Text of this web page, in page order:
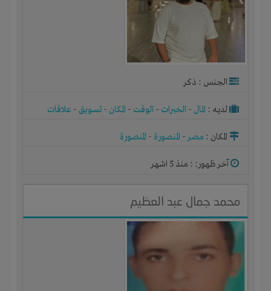
الجنس : ذكر
لديـه : المال - الخبرات - الوقت - المكان - تسويق - علاقات
المكان : مصر- المنصورة - المنصورة
آخر ظهور: : منذ 5 اشهر
محمد جمال عبد العظيم